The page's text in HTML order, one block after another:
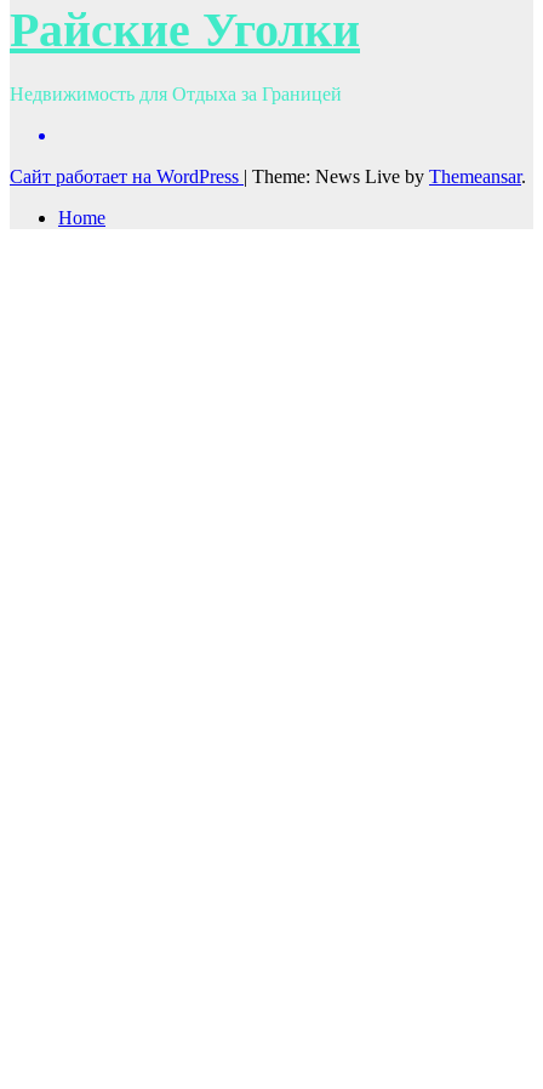
Райские Уголки
Недвижимость для Отдыха за Границей
Сайт работает на WordPress | Theme: News Live by Themeansar.
Home